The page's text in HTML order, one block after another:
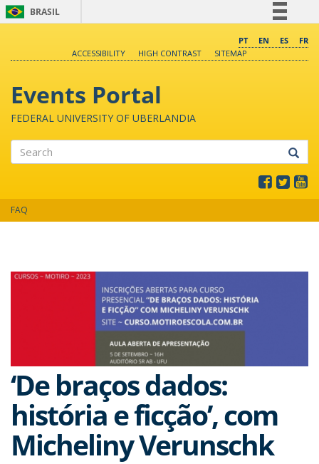
BRASIL
Comunica BR
Canais
PT EN ES
FR
ACCESSIBILITY
HIGH CONTRAST SITEMAP
Events Portal
FEDERAL UNIVERSITY OF UBERLANDIA
FAQ
‘De braços dados:
história e ficção’, com
Micheliny Verunschk